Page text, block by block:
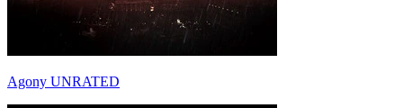
Agony UNRATED